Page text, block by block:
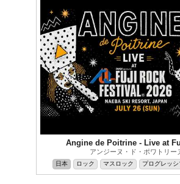
Angine de Poitrine - Live at
アンジーヌ・ド・ポワトリー
日本 ロック マスロック プログレッシ